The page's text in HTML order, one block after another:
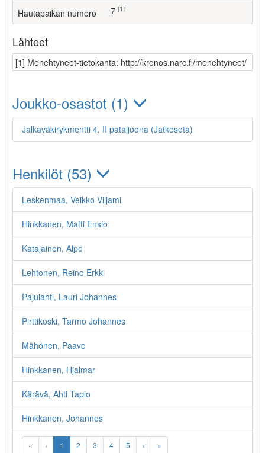
Hautapaikan numero [1]
Lähteet
[1] Menehtyneet-tietokanta: http://kronos.narc.fi/menehtyneet/
Joukko-osastot (1)
Jalkaväkirykmentti 4, II pataljoona (Jatkosota)
Henkilöt (53)
Leskenmaa, Veikko Viljami
Hinkkanen, Matti Ensio
Katajainen, Alpo
Lehtonen, Reino Erkki
Pajulahti, Lauri Johannes
Pirttikoski, Tarmo Johannes
Mähönen, Paavo
Hinkkanen, Hjalmar
Kärävä, Ahti Tapio
Hinkkanen, Johannes
« ‹ 1 2 3 4 5 › »